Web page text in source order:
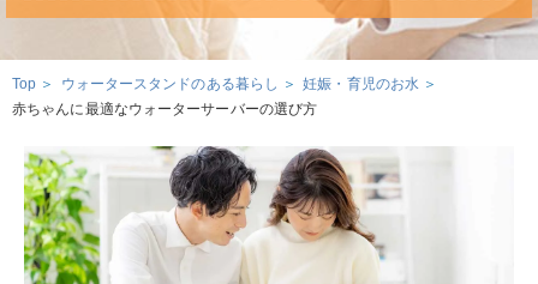
ウォータースタンドのある暮らし トップ
ウォータースタンド活用術
ウォーターサーバー・浄水器の知識
お水の知識
美容・健康のお水
資料請求・お問合せ
お申込み
Top ウォータースタンドのある暮らし
妊娠・育児のお水
赤ちゃんに最適なウォーターサーバーの選び方